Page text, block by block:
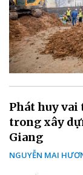
Phát huy vai
trong xây
Giang
NGUYỄN MAI